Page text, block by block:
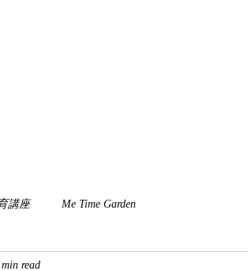
講座 Me Time Garden
min read